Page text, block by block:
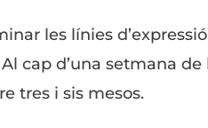
les línies
cap d’una setmana
tres i sis mesos.